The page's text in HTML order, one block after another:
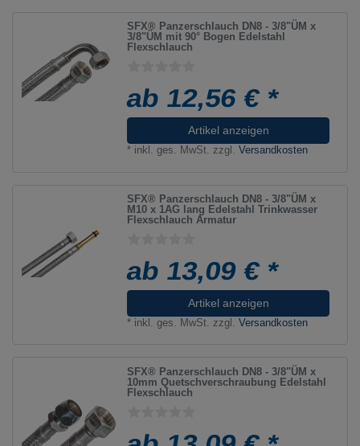
SFX® Panzerschlauch DN8 - 3/8"ÜM x
3/8"ÜM mit 90° Bogen Edelstahl
Flexschlauch
ab 12,56 € *
Artikel anzeigen
* inkl. ges. MwSt. zzgl.Versandkosten
SFX® Panzerschlauch DN8 - 3/8"ÜM x
M10 x 1AG lang Edelstahl Trinkwasser
Flexschlauch Armatur
ab 13,09 € *
Artikel anzeigen
* inkl. ges. MwSt. zzgl.Versandkosten
SFX® Panzerschlauch DN8 - 3/8"ÜM x
10mm Quetschverschraubung Edelstahl
Flexschlauch